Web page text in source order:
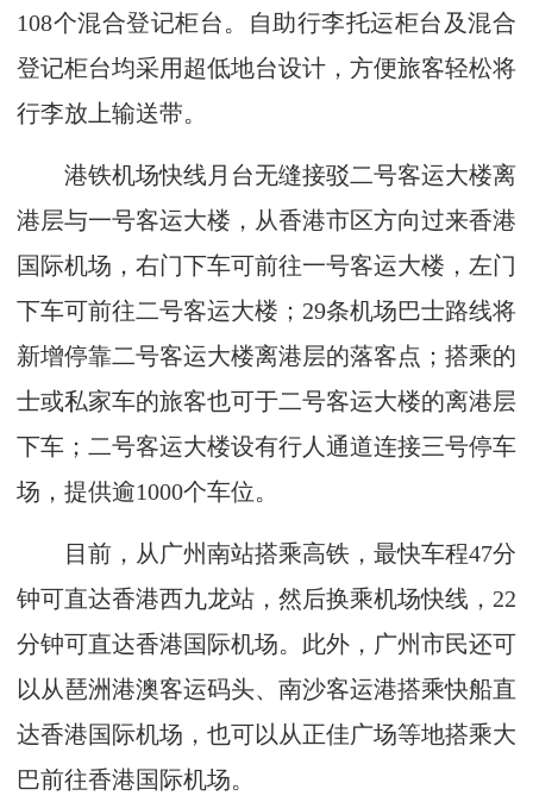
108个混合登记柜台。自助行李托运柜台及混合
登记柜台均采用超低地台设计，方便旅客轻松将
行李放上输送带。
港铁机场快线月台无缝接驳二号客运大楼离
港层与一号客运大楼，从香港市区方向过来香港
国际机场，右门下车可前往一号客运大楼，左门
下车可前往二号客运大楼；29条机场巴士路线将
新增停靠二号客运大楼离港层的落客点；搭乘的
士或私家车的旅客也可于二号客运大楼的离港层
下车；二号客运大楼设有行人通道连接三号停车
场，提供逾1000个车位。
目前，从广州南站搭乘高铁，最快车程47分
钟可直达香港西九龙站，然后换乘机场快线，22
分钟可直达香港国际机场。此外，广州市民还可
以从琶洲港澳客运码头、南沙客运港搭乘快船直
达香港国际机场，也可以从正佳广场等地搭乘大
巴前往香港国际机场。